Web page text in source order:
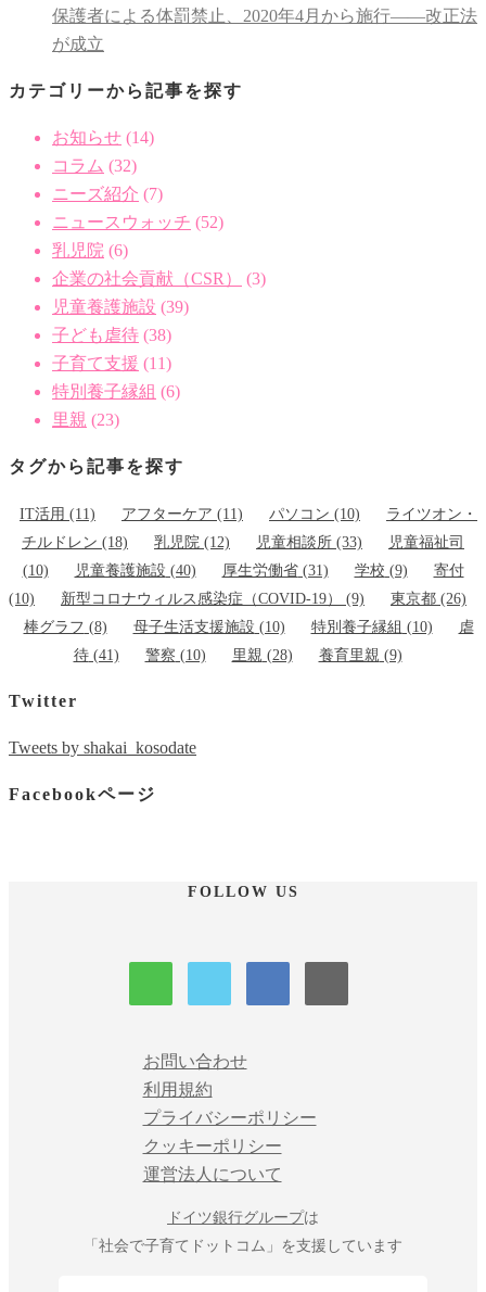
保護者による体罰禁止、2020年4月から施行――改正法
が成立
カテゴリーから記事を探す
お知らせ (14)
コラム (32)
ニーズ紹介 (7)
ニュースウォッチ (52)
乳児院 (6)
企業の社会貢献（CSR）
(3)
児童養護施設 (39)
子ども虐待 (38)
子育て支援 (11)
特別養子縁組 (6)
里親 (23)
タグから記事を探す
IT活用 (11) アフターケア (11) パソコン (10)
ライツオン・
チルドレン (18) 乳児院 (12) 児童相談所 (33)
児童福祉司
(10)
児童養護施設 (40) 厚生労働省(31) 学校 (9)
寄付
(10)
新型コロナウィルス感染症（COVID-19） (9) 東京都 (26)
棒グラフ (8) 母子生活支援施設 (10) 特別養子縁組 (10)
虐
待(41) 警察 (10) 里親 (28) 養育里親 (9)
Twitter
Tweets by shakai_kosodate
Facebookページ
FOLLOW US
お問い合わせ
利用規約
プライバシーポリシー
クッキーポリシー
運営法人について
ドイツ銀行グループは
「社会で子育てドットコム」を支援しています